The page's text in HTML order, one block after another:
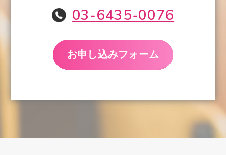
03-6435-0076
お申し込みフォーム